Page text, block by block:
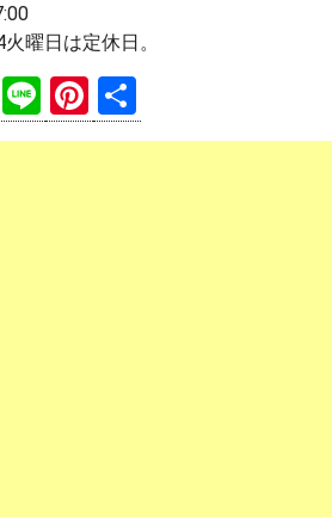
曜日は定休日。
P
Li
n
Pi
nt 有